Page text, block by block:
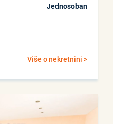
Jednosoban
Više o nekretnini >